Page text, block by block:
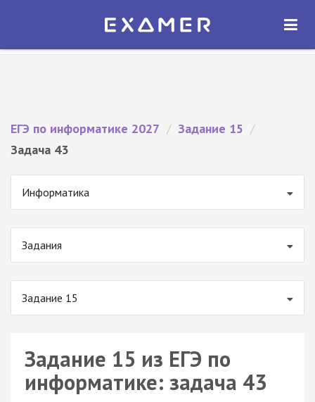
Экзамер — ЕГЭ 2027
ОТКРЫТЬ
ЕГЭ по информатике 2027 / Задание 15 /
Задача 43
Информатика
Задания
Задание 15
Задание 15 из ЕГЭ по
информатике: задача 43